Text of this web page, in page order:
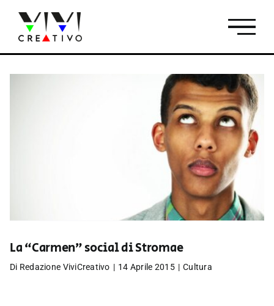
contenuto
La “Carmen” social di Stromae
Di Redazione ViviCreativo | 14 Aprile 2015 | Cultura